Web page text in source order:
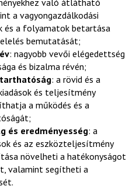
való átlátható
a vagyongazdálkodási
és a folyamatok betartása
bemutatását;
: nagyobb vevői elégedettség
és bizalma révén;
: a rövid és a
és teljesítmény
a működés és a
és eredményesség: a
és az eszközteljesítmény
növelheti a hatékonyságot
valamint segítheti a